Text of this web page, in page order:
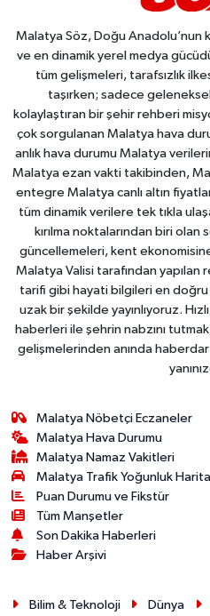
Malatya Söz, Doğu Anadolu’nun
ve en dinamik yerel medya
tüm gelişmeleri, tarafsızlık
taşırken; sadece
kolaylaştıran bir şehir rehberi
çok sorgulanan Malatya hava
anlık hava durumu Malatya
Malatya ezan vakti takibinden,
entegre Malatya canlı altın
tüm dinamik verilere tek tıkla
kırılma noktalarından biri
güncellemeleri, kent
Malatya Valisi tarafından yapılan
tarifi gibi hayati bilgileri en
uzak bir şekilde yayınlıyoruz.
haberleri ile şehrin nabzını
gelişmelerinden anında
Malatya Nöbetçi Eczaneler
Malatya Hava Durumu
Malatya Namaz Vakitleri
Malatya Trafik Yoğunluk
Puan Durumu ve Fikstür
Tüm Manşetler
Son Dakika Haberleri
Haber Arşivi
Bilim & Teknoloji Dünya